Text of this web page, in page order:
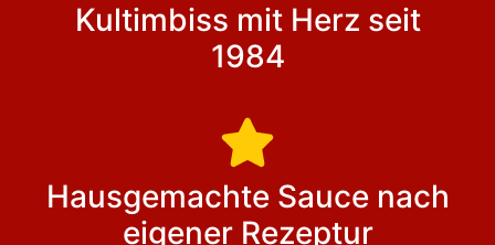
Kultimbiss mit Herz seit
1984
Hausgemachte Sauce nach
eigener Rezeptur